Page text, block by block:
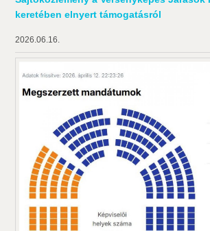
keretében elnyert támogatásról
2026.06.16.